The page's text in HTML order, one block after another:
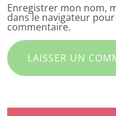
Enregistrer mon nom,
dans le navigateur
commentaire.